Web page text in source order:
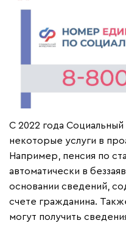
С 2022 года
некоторые услуги в
Например, пенсия по
автоматически в
основании сведений,
счете гражданина.
могут получить